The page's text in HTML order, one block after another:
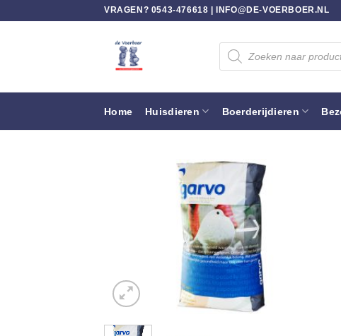
VRAGEN? 0543-476618 | INFO@DE-VOERBOER.NL
Producten
zoeken
Home Huisdieren Boerderijdieren